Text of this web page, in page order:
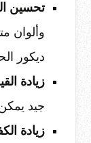
تحسين
وألوان
ديكور
زيادة
جيد
زيادة